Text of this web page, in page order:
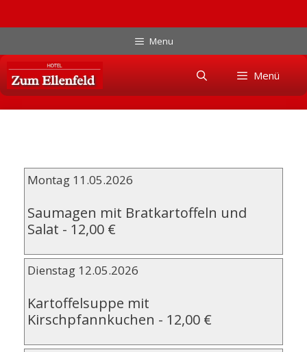
Inhalt
springen
Menu
Skip
content
Menü
Montag 11.05.2026
Saumagen mit Bratkartoffeln und
Salat - 12,00 €
Dienstag 12.05.2026
Kartoffelsuppe mit
Kirschpfannkuchen - 12,00 €